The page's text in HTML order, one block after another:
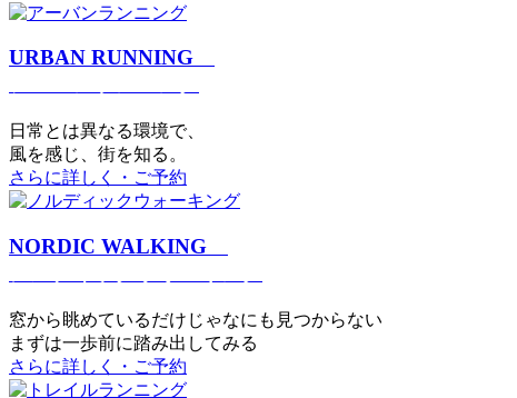
URBAN RUNNING
日常とは異なる環境で、
風を感じ、街を知る。
さらに詳しく・ご予約
NORDIC WALKING
窓から眺めているだけじゃなにも見つからない
まずは一歩前に踏み出してみる
さらに詳しく・ご予約